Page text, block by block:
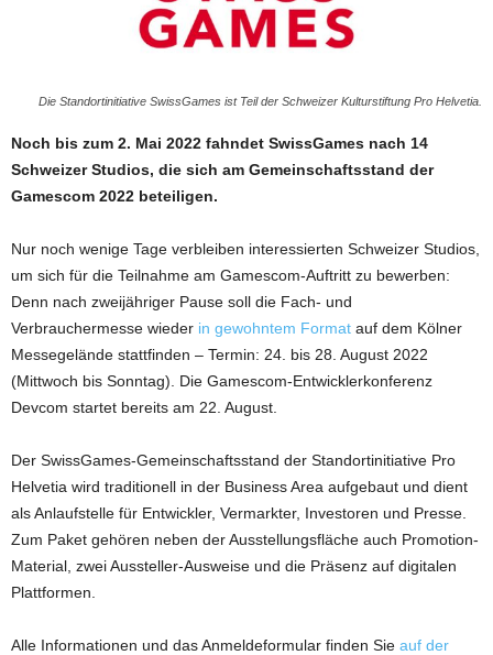
Die Standortinitiative SwissGames ist Teil der Schweizer Kulturstiftung Pro Helvetia.
Noch bis zum 2. Mai 2022 fahndet SwissGames nach 14
Schweizer Studios, die sich am Gemeinschaftsstand der
Gamescom 2022 beteiligen.
Nur noch wenige Tage verbleiben interessierten Schweizer Studios,
um sich für die Teilnahme am Gamescom-Auftritt zu bewerben:
Denn nach zweijähriger Pause soll die Fach- und
Verbrauchermesse wieder in gewohntem Format auf dem Kölner
Messegelände stattfinden – Termin: 24. bis 28. August 2022
(Mittwoch bis Sonntag). Die Gamescom-Entwicklerkonferenz
Devcom startet bereits am 22. August.
Der SwissGames-Gemeinschaftsstand der Standortinitiative Pro
Helvetia wird traditionell in der Business Area aufgebaut und dient
als Anlaufstelle für Entwickler, Vermarkter, Investoren und Presse.
Zum Paket gehören neben der Ausstellungsfläche auch Promotion-
Material, zwei Aussteller-Ausweise und die Präsenz auf digitalen
Plattformen.
Alle Informationen und das Anmeldeformular finden Sie auf der